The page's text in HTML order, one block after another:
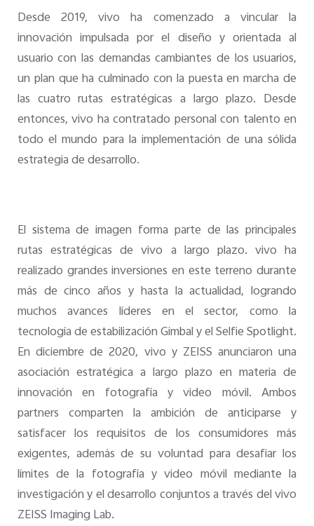
Desde 2019, vivo ha comenzado a vincular la
innovación impulsada por el diseño y orientada al
usuario con las demandas cambiantes de los usuarios,
un plan que ha culminado con la puesta en marcha de
las cuatro rutas estratégicas a largo plazo. Desde
entonces, vivo ha contratado personal con talento en
todo el mundo para la implementación de una sólida
estrategia de desarrollo.
El sistema de imagen forma parte de las principales
rutas estratégicas de vivo a largo plazo. vivo ha
realizado grandes inversiones en este terreno durante
más de cinco años y hasta la actualidad, logrando
muchos avances líderes en el sector, como la
tecnología de estabilización Gimbal y el Selfie Spotlight.
En diciembre de 2020, vivo y ZEISS anunciaron una
asociación estratégica a largo plazo en materia de
innovación en fotografía y video móvil. Ambos
partners comparten la ambición de anticiparse y
satisfacer los requisitos de los consumidores más
exigentes, además de su voluntad para desafiar los
límites de la fotografía y video móvil mediante la
investigación y el desarrollo conjuntos a través del vivo
ZEISS Imaging Lab.